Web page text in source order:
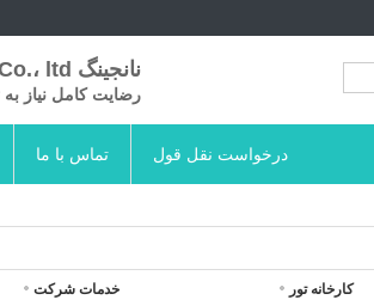
نانجینگ Skypro Rubber & Plastic Co.، ltd
رضایت کامل نیاز
تماس با ما درخواست نقل قول
خدمات شرکت
کارخانه تور